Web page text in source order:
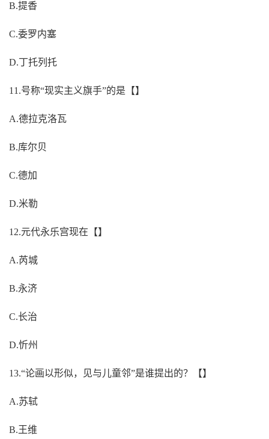
B.提香
C.委罗内塞
D.丁托列托
11.号称“现实主义旗手”的是【】
A.德拉克洛瓦
B.库尔贝
C.德加
D.米勒
12.元代永乐宫现在【】
A.芮城
B.永济
C.长治
D.忻州
13.“论画以形似，见与儿童邻”是谁提出的？【】
A.苏轼
B.王维